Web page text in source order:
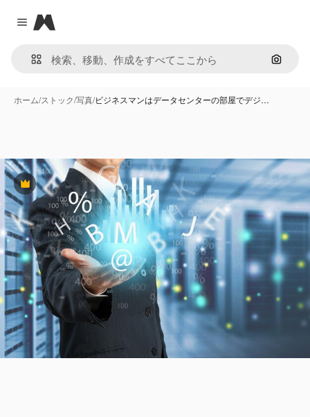
Close menu
Magnific
画像で
ホーム/ストック/写真/ビジネスマンはデータセンターの部屋でデジ…
Premium